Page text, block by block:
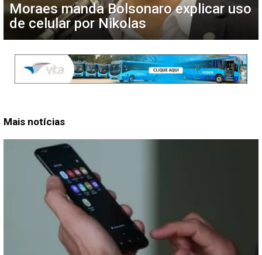
Moraes manda Bolsonaro explicar uso
de celular por Nikolas
Mais notícias